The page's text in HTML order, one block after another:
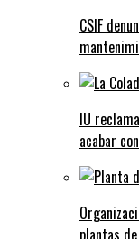
CSIF
IU
acabar
plantas